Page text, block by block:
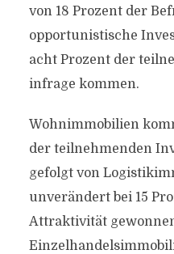
von 18 Prozent der
opportunistische
acht Prozent der
infrage kommen.
Wohnimmobilien
der teilnehmenden
gefolgt von
unverändert bei 15
Attraktivität